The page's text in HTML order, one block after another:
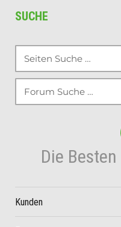
SUCHE
Suche
nach:
Suche
nach:
Die
Kunden